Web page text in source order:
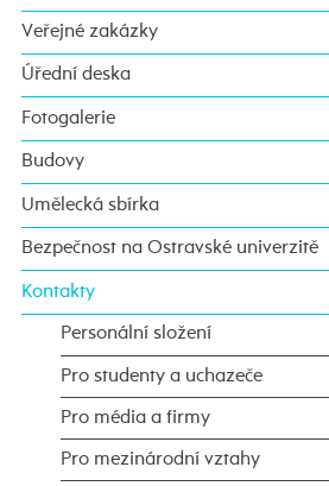
Veřejné zakázky
Úřední deska
Fotogalerie
Budovy
Umělecká sbírka
Bezpečnost na Ostravské univerzitě
Kontakty
Personální složení
Pro studenty a uchazeče
Pro média a firmy
Pro mezinárodní vztahy